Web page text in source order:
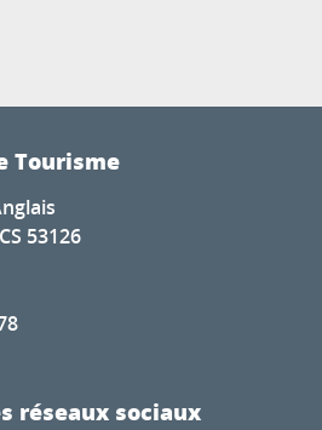
Tourisme
53126
réseaux sociaux